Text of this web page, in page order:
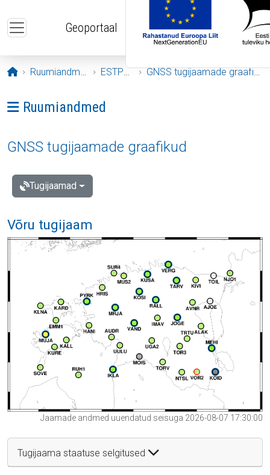
Geoportaal
Avaleht
Ruumiandmed ESTPOS GNSS tugijaamade graafikud
Ava menüü: Ruumiandmed
Ruumiandmed
GNSS tugijaamade graafikud
Tugijaamad
Võru tugijaam
Jaamade andmed uuendatud seisuga 2026-08-07 17:30:00
Tugijaama staatuse selgitused